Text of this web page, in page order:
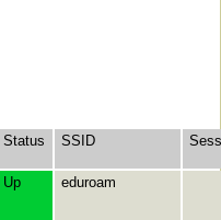
Status SSID
Up eduroam